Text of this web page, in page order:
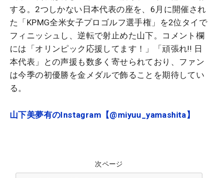
する。2つしかない日本代表の座を、6月に開催され
た「KPMG全米女子プロゴルフ選手権」を2位タイで
フィニッシュし、逆転で射止めた山下。コメント欄
には「オリンピック応援してます！」「頑張れ!! 日
本代表」との声援も数多く寄せられており、ファン
は今季の初優勝を金メダルで飾ることを期待してい
る。
山下美夢有のInstagram【@miyuu_yamashita】
次ページ